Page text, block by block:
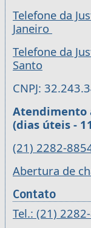
Telefone da
Janeiro
Telefone da
Santo
CNPJ:
Atendimento
(dias úteis -
(21) 2282-
Abertura de
Contato
Tel.: (21)